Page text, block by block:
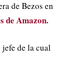
de Bezos en
de Amazon.
de la cual